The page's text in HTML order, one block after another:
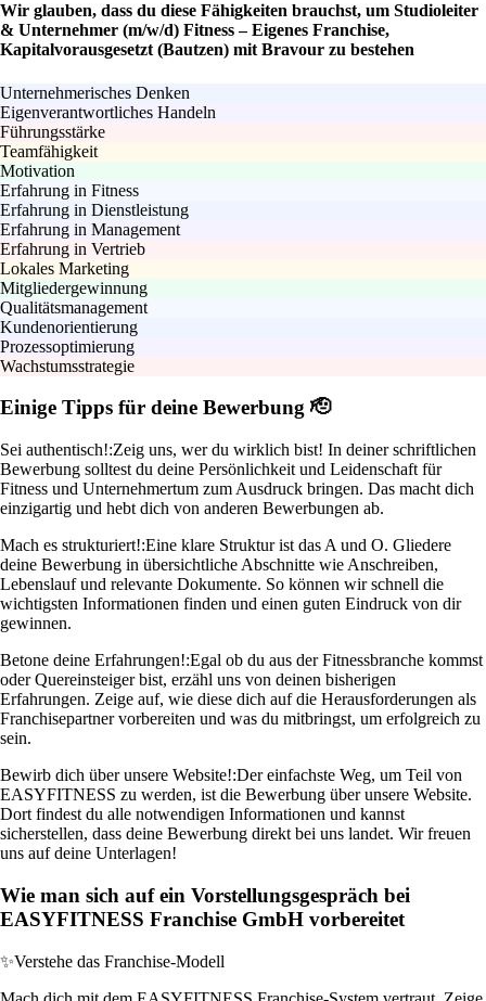
Wir glauben, dass du diese Fähigkeiten brauchst, um Studioleiter
& Unternehmer (m/w/d) Fitness – Eigenes Franchise,
Kapitalvorausgesetzt (Bautzen) mit Bravour zu bestehen
Unternehmerisches Denken
Eigenverantwortliches Handeln
Führungsstärke
Teamfähigkeit
Motivation
Erfahrung in Fitness
Erfahrung in Dienstleistung
Erfahrung in Management
Erfahrung in Vertrieb
Lokales Marketing
Mitgliedergewinnung
Qualitätsmanagement
Kundenorientierung
Prozessoptimierung
Wachstumsstrategie
Einige Tipps für deine Bewerbung 🫡
Sei authentisch!:Zeig uns, wer du wirklich bist! In deiner schriftlichen
Bewerbung solltest du deine Persönlichkeit und Leidenschaft für
Fitness und Unternehmertum zum Ausdruck bringen. Das macht dich
einzigartig und hebt dich von anderen Bewerbungen ab.
Mach es strukturiert!:Eine klare Struktur ist das A und O. Gliedere
deine Bewerbung in übersichtliche Abschnitte wie Anschreiben,
Lebenslauf und relevante Dokumente. So können wir schnell die
wichtigsten Informationen finden und einen guten Eindruck von dir
gewinnen.
Betone deine Erfahrungen!:Egal ob du aus der Fitnessbranche kommst
oder Quereinsteiger bist, erzähl uns von deinen bisherigen
Erfahrungen. Zeige auf, wie diese dich auf die Herausforderungen als
Franchisepartner vorbereiten und was du mitbringst, um erfolgreich zu
sein.
Bewirb dich über unsere Website!:Der einfachste Weg, um Teil von
EASYFITNESS zu werden, ist die Bewerbung über unsere Website.
Dort findest du alle notwendigen Informationen und kannst
sicherstellen, dass deine Bewerbung direkt bei uns landet. Wir freuen
uns auf deine Unterlagen!
Wie man sich auf ein Vorstellungsgespräch bei
EASYFITNESS Franchise GmbH vorbereitet
✨Verstehe das Franchise-Modell